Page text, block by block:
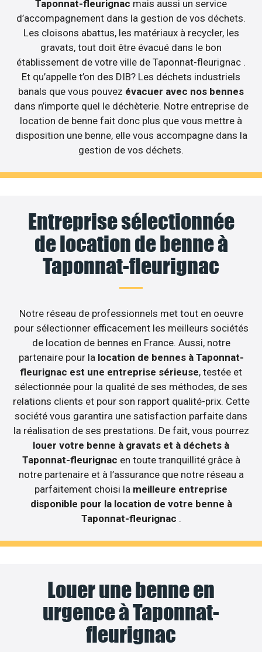
Taponnat-fleurignac mais aussi un service
d’accompagnement dans la gestion de vos déchets.
Les cloisons abattus, les matériaux à recycler, les
gravats, tout doit être évacué dans le bon
établissement de votre ville de Taponnat-fleurignac .
Et qu’appelle t’on des DIB? Les déchets industriels
banals que vous pouvez évacuer avec nos bennes
dans n’importe quel le déchèterie. Notre entreprise de
location de benne fait donc plus que vous mettre à
disposition une benne, elle vous accompagne dans la
gestion de vos déchets.
Entreprise sélectionnée
de location de benne à
Taponnat-fleurignac
Notre réseau de professionnels met tout en oeuvre
pour sélectionner efficacement les meilleurs sociétés
de location de bennes en France. Aussi, notre
partenaire pour la location de bennes à Taponnat-
fleurignac est une entreprise sérieuse, testée et
sélectionnée pour la qualité de ses méthodes, de ses
relations clients et pour son rapport qualité-prix. Cette
société vous garantira une satisfaction parfaite dans
la réalisation de ses prestations. De fait, vous pourrez
louer votre benne à gravats et à déchets à
Taponnat-fleurignac en toute tranquillité grâce à
notre partenaire et à l’assurance que notre réseau a
parfaitement choisi la meilleure entreprise
disponible pour la location de votre benne à
Taponnat-fleurignac .
Louer une benne en
urgence à Taponnat-
fleurignac